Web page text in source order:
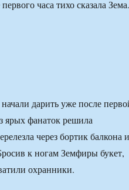
часа тихо сказала Зема.
дарить уже после
ярых фанаток решила
через бортик балкона и
к ногам Земфиры букет,
охранники.